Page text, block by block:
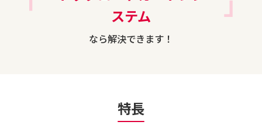
ステム
なら解決できます！
特長